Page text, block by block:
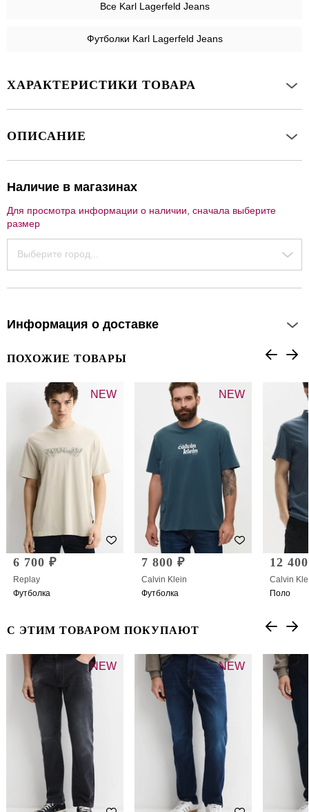
Все Karl Lagerfeld Jeans
Футболки Karl Lagerfeld Jeans
ХАРАКТЕРИСТИКИ ТОВАРА
ОПИСАНИЕ
Наличие в магазинах
Для просмотра информации о наличии, сначала выберите
размер
Выберите город...
Информация о доставке
ПОХОЖИЕ ТОВАРЫ
NEW
6 700 ₽
Replay
Футболка
NEW
7 800 ₽
Calvin Klein
Футболка
12
Calvin
Поло
С ЭТИМ ТОВАРОМ ПОКУПАЮТ
NEW NEW